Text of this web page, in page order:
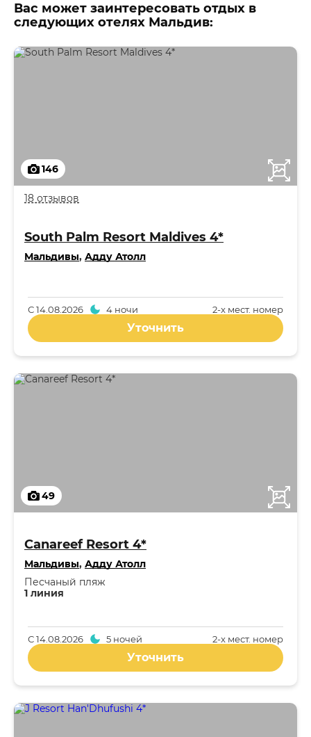
Вас может заинтересовать отдых в
следующих отелях Мальдив:
146
18 отзывов
South Palm Resort Maldives 4*
Мальдивы, Адду Атолл
2-x мест. номер
С14.08.2026 4 ночи
Уточнить
49
Canareef Resort 4*
Мальдивы, Адду Атолл
1 линия
Песчаный пляж
2-x мест. номер
С14.08.2026 5 ночей
Уточнить